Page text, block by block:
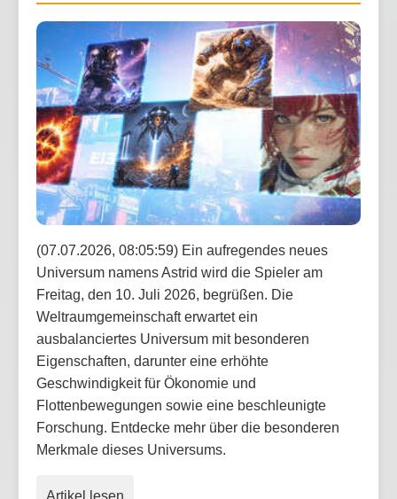
(07.07.2026, 08:05:59) Ein aufregendes neues
Universum namens Astrid wird die Spieler am
Freitag, den 10. Juli 2026, begrüßen. Die
Weltraumgemeinschaft erwartet ein
ausbalanciertes Universum mit besonderen
Eigenschaften, darunter eine erhöhte
Geschwindigkeit für Ökonomie und
Flottenbewegungen sowie eine beschleunigte
Forschung. Entdecke mehr über die besonderen
Merkmale dieses Universums.
Artikel lesen